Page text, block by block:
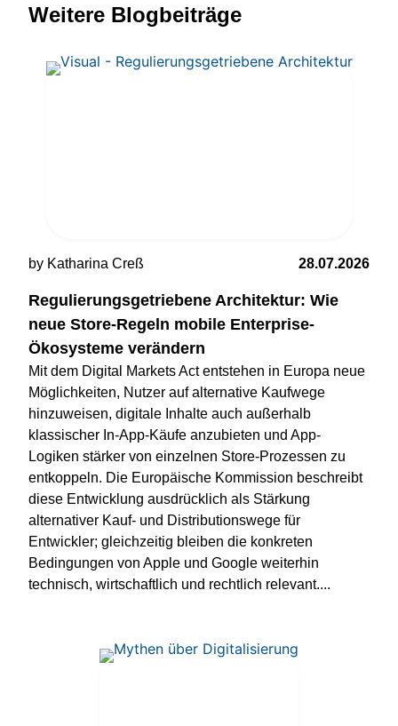
Weitere Blogbeiträge
by Katharina Creß 28.07.2026
Regulierungsgetriebene Architektur: Wie
neue Store-Regeln mobile Enterprise-
Ökosysteme verändern
Mit dem Digital Markets Act entstehen in Europa neue
Möglichkeiten, Nutzer auf alternative Kaufwege
hinzuweisen, digitale Inhalte auch außerhalb
klassischer In-App-Käufe anzubieten und App-
Logiken stärker von einzelnen Store-Prozessen zu
entkoppeln. Die Europäische Kommission beschreibt
diese Entwicklung ausdrücklich als Stärkung
alternativer Kauf- und Distributionswege für
Entwickler; gleichzeitig bleiben die konkreten
Bedingungen von Apple und Google weiterhin
technisch, wirtschaftlich und rechtlich relevant....